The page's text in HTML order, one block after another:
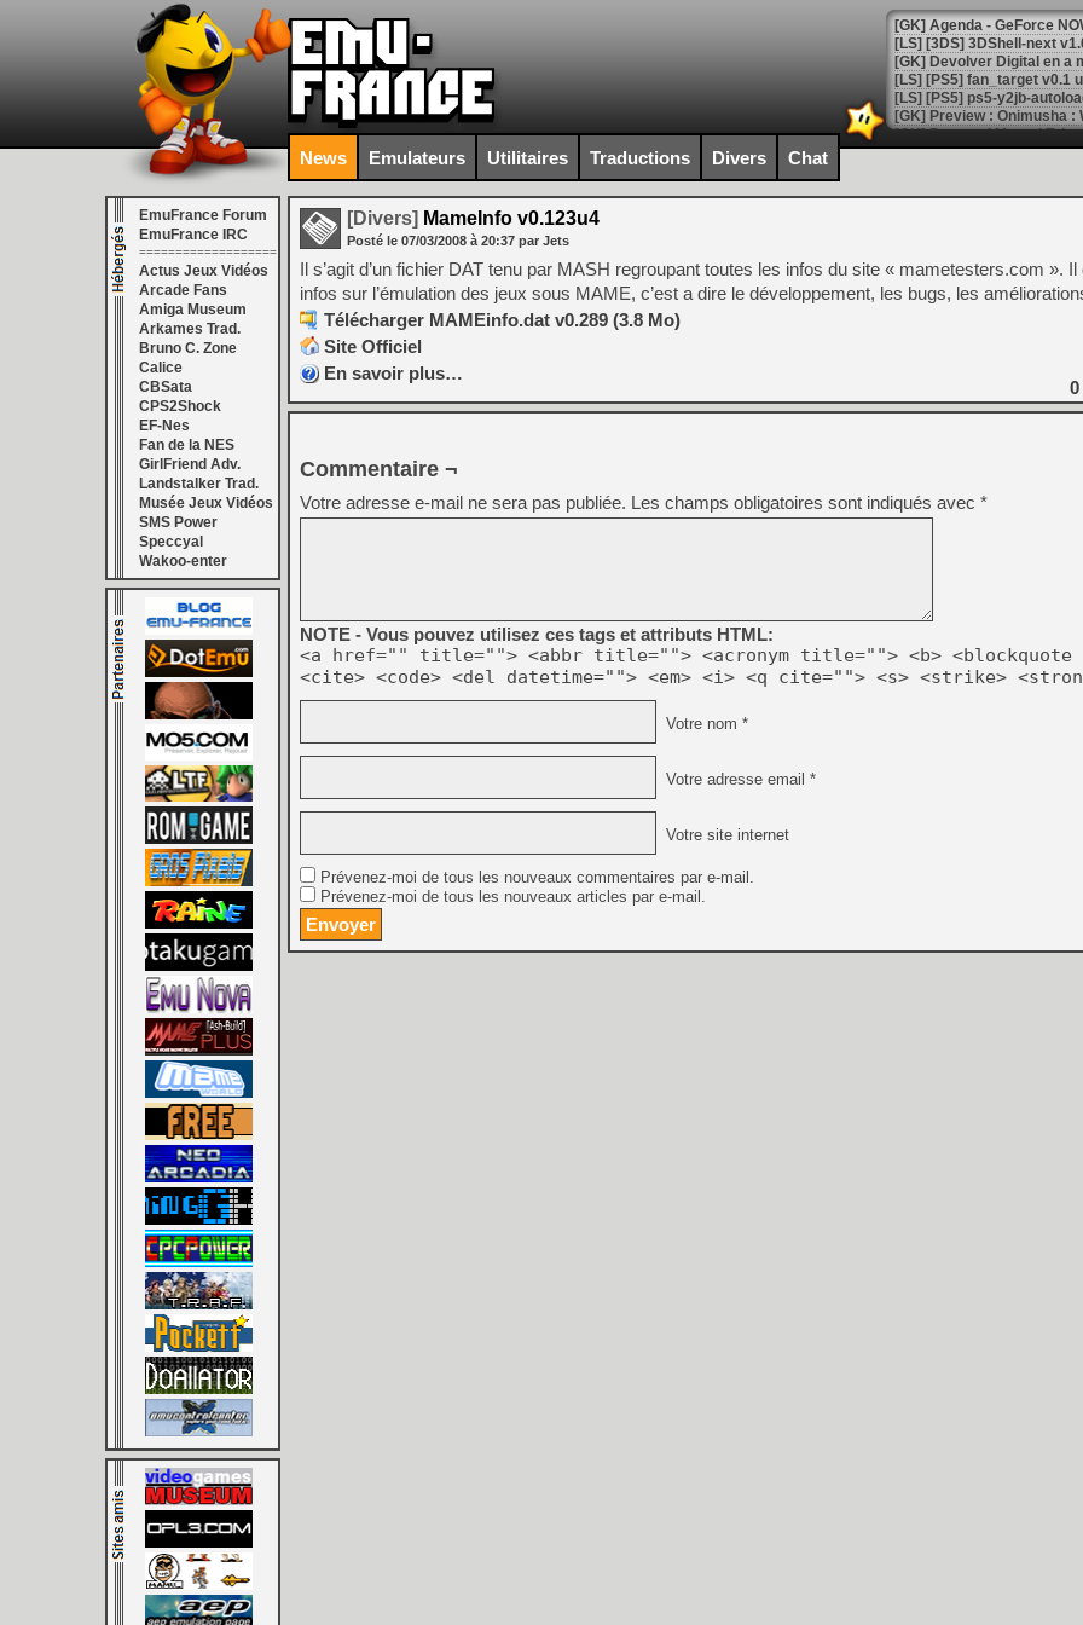
[GK] Agenda - GeForce
[GK] Devolver Digital en a
[LS] [PS5] ps5-y2jb-
[GK] Pourquoi Marvel
[GK] Test : Restory : Chill
[GK] GTA 6 : Rockstar
[GK] Hot Wheels Infinite
[GK] Mémoire cash -
[GK] Résultats Nintendo :
[GK] Déjà des
[Mo5] Brickboy cherche à
[GK] Minecraft et ses «
[GK] Beast of
[GK] Ubisoft : fin de partie
[GK] Mémoire cash -
[GK] Dan Houser (GTA)
[GK] Comment EA Sports
[GK] Crimson Moon : un
[GK] Isle of Reveries : le
[GK] Moonlighter 2 : The
[GK] Capcom relance
[Mo5] Deux inédits du
[GK] Le beat'em up The
[GK] Endless Legend 2 :
[LS] [PS5] Le WebKit
[GK] Oubliez Crazy Taxi,
[LS] [Switch] NSZ 5.0.0
[GK] No More Room in
[GK] Un chatbot Atelier
News Emulateurs Utilitaires Traductions Divers Chat
EmuFrance Forum
EmuFrance IRC
===================
Actus Jeux Vidéos
Arcade Fans
Amiga Museum
Arkames Trad.
Bruno C. Zone
Calice
CBSata
CPS2Shock
EF-Nes
Fan de la NES
GirlFriend Adv.
Landstalker Trad.
Musée Jeux Vidéos
SMS Power
Speccyal
Wakoo-enter
[Divers] MameInfo v0.123u4
Posté le 07/03/2008 à 20:37 par Jets
Il s’agit d’un fichier DAT tenu par MASH regroupant toutes les infos du site « mametesters.com ». Il
infos sur l’émulation des jeux sous MAME, c’est a dire le développement, les bugs, les
Télécharger MAMEinfo.dat v0.289 (3.8 Mo)
Site Officiel
En savoir plus…
0
Commentaire ¬
Votre adresse e-mail ne sera pas publiée. Les champs obligatoires sont indiqués avec *
NOTE - Vous pouvez utilisez ces tags et attributs HTML:
<a href="" title=""> <abbr title=""> <acronym title=""> <b> <blockquote
<cite> <code> <del datetime=""> <em> <i> <q cite=""> <s> <strike>
Votre nom *
Votre adresse email *
Votre site internet
Prévenez-moi de tous les nouveaux commentaires par e-mail.
Prévenez-moi de tous les nouveaux articles par e-mail.